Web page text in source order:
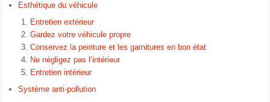
Esthétique du véhicule
Entretien extérieur
Gardez votre véhicule propre
Conservez la peinture et les garnitures en bon état
Ne négligez pas l’intérieur
Entretien intérieur
Système anti-pollution